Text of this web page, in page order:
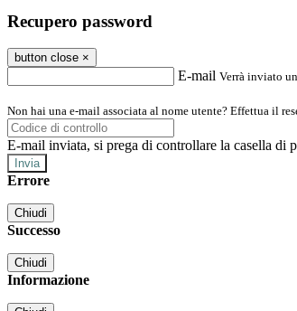
Recupero password
button close ×
E-mail Verrà inviato
Non hai una e-mail associata al nome utente? Effettua il
E-mail inviata, si prega di controllare la casella di
Errore
Chiudi
Successo
Chiudi
Informazione